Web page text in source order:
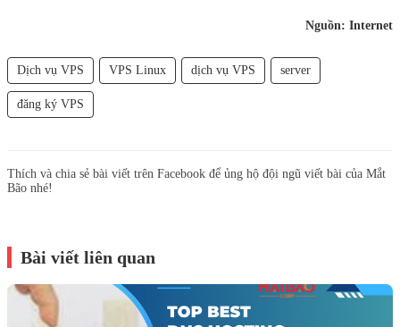
Nguồn: Internet
Dịch vụ VPS VPS Linux dịch vụ VPS server
đăng ký VPS
Thích và chia sẻ bài viết trên Facebook để ủng hộ đội ngũ viết bài của Mắt
Bão nhé!
Bài viết liên quan